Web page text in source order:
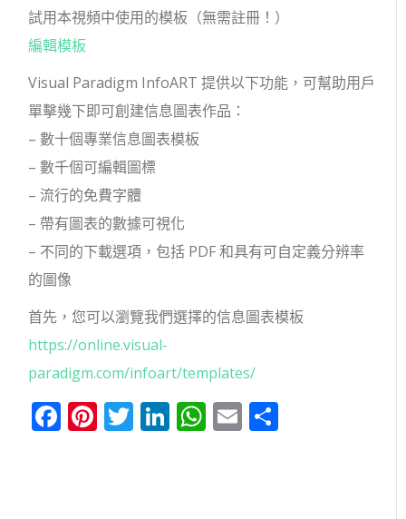
試用本視頻中使用的模板（無需註冊！）
編輯模板
Visual Paradigm InfoART 提供以下功能，可幫助用戶
單擊幾下即可創建信息圖表作品：
– 數十個專業信息圖表模板
– 數千個可編輯圖標
– 流行的免費字體
– 帶有圖表的數據可視化
– 不同的下載選項，包括 PDF 和具有可自定義分辨率
的圖像
首先，您可以瀏覽我們選擇的信息圖表模板
https://online.visual-
paradigm.com/infoart/templates/
Facebook
Pinterest
Twitter
LinkedIn
WhatsApp
Email